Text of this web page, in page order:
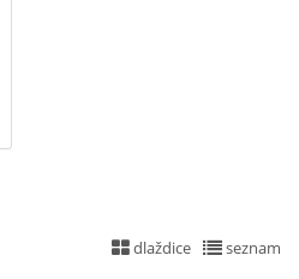
dlaždice seznam